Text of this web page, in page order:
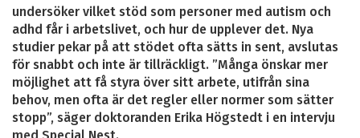
undersöker vilket stöd som personer med autism och
adhd får i arbetslivet, och hur de upplever det. Nya
studier pekar på att stödet ofta sätts in sent, avslutas
för snabbt och inte är tillräckligt. ”Många önskar mer
möjlighet att få styra över sitt arbete, utifrån sina
behov, men ofta är det regler eller normer som sätter
stopp”, säger doktoranden Erika Högstedt i en intervju
med Special Nest.